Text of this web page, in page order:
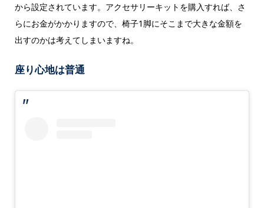
から設定されています。アクセサリーキットを購入すれば、さ
らにお金がかかりますので、椅子1脚にそこまで大きな金額を
出すのかは考えてしまいますね。
座り心地は普通